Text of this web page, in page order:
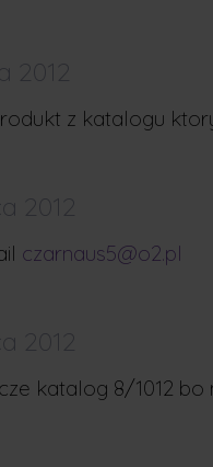
2012
z katalogu
2012
czarnaus5@o2.pl
2012
katalog 8/1012